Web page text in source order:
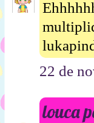
22 de
louca